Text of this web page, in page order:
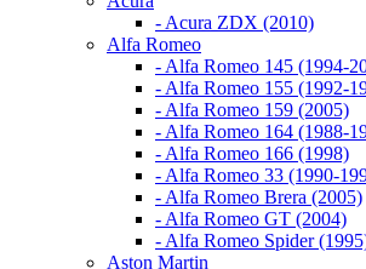
- Acura ZDX (2010)
Alfa Romeo
- Alfa Romeo 145 (1994-
- Alfa Romeo 155 (1992-
- Alfa Romeo 159 (2005)
- Alfa Romeo 164 (1988-
- Alfa Romeo 166 (1998)
- Alfa Romeo 33 (1990-
- Alfa Romeo Brera (2005)
- Alfa Romeo GT (2004)
- Alfa Romeo Spider
Aston Martin